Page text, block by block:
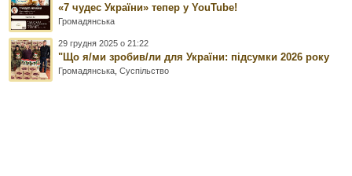
«7 чудес України» тепер у YouTube!
Громадянська
29 грудня 2025 о 21:22
"Що я/ми зробив/ли для України: підсумки 2026 року
Громадянська ,Суспільство